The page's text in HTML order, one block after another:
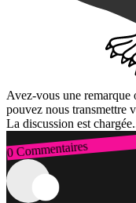
Avez-vous une remarque
pouvez nous transmettre
La discussion est
0 Commentaires
Connexion